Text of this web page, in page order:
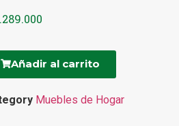
Añadir al carrito
Muebles de Hogar